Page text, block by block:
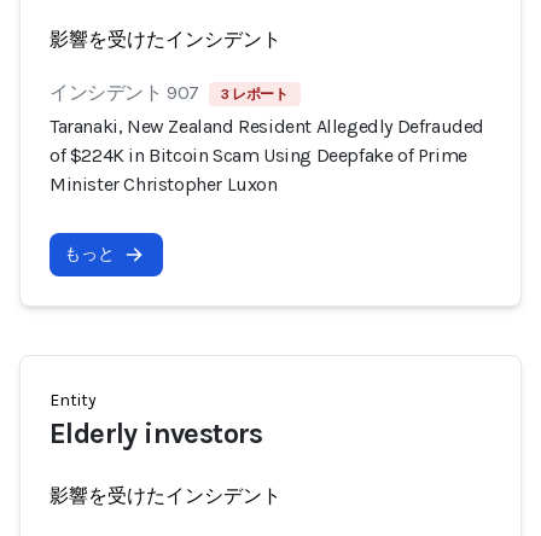
影響を受けたインシデント
インシデント 907 3 レポート
Taranaki, New Zealand Resident Allegedly Defrauded
of $224K in Bitcoin Scam Using Deepfake of Prime
Minister Christopher Luxon
もっと
Entity
Elderly investors
影響を受けたインシデント